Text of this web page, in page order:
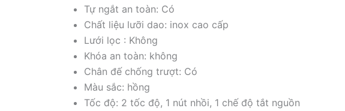
Tự ngắt an toàn: Có
Chất liệu lưỡi dao: inox cao cấp
Lưới lọc : Không
Khóa an toàn: không
Chân đế chống trượt: Có
Màu sắc: hồng
Tốc độ: 2 tốc độ, 1 nút nhồi, 1 chế độ tắt nguồn